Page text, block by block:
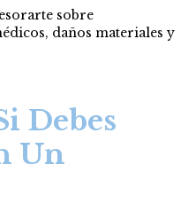
sobre
daños materiales y
Debes
Un